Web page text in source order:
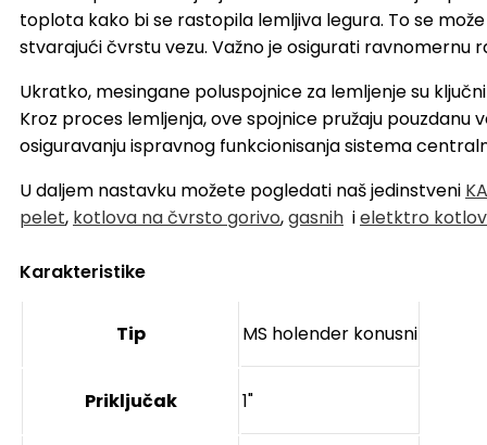
toplota kako bi se rastopila lemljiva legura. To se
stvarajući čvrstu vezu. Važno je osigurati
Ukratko, mesingane poluspojnice za lemljenje su
Kroz proces lemljenja, ove spojnice pružaju
osiguravanju ispravnog funkcionisanja sistema
U daljem nastavku možete pogledati naš jedinstveni
pelet, kotlova na čvrsto gorivo,gasnih ieletktro
Karakteristike
Tip MS holender konusni
Priključak 1"